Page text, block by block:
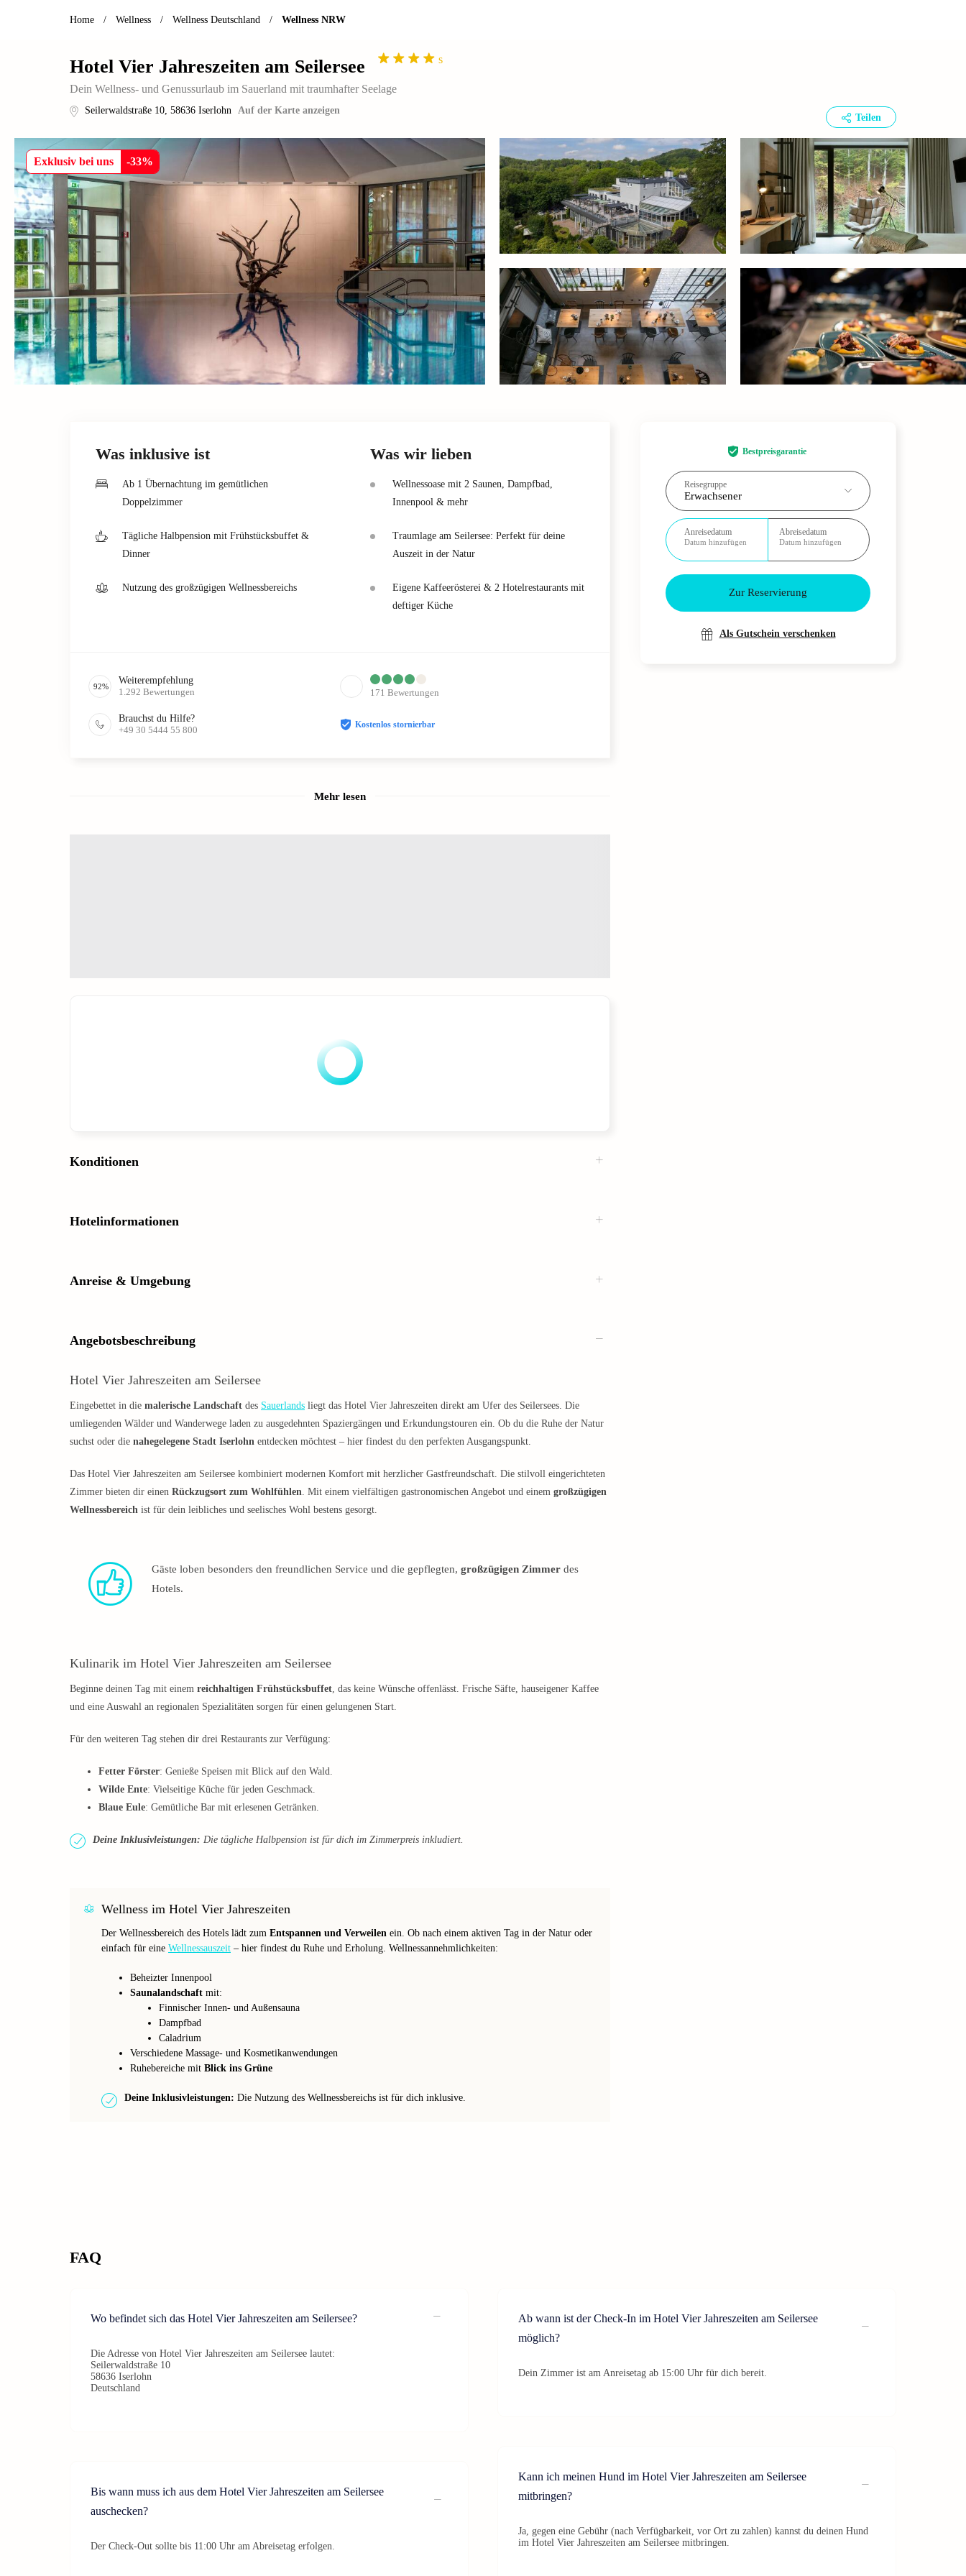
Home / Wellness / Wellness Deutschland / Wellness NRW
Hotel Vier Jahreszeiten am Seilersee s
Dein Wellness- und Genussurlaub im Sauerland mit traumhafter Seelage
Seilerwaldstraße 10, 58636 Iserlohn Auf der Karte anzeigen
Teilen
Exklusiv bei uns -33%
Bestpreisgarantie
Reisegruppe
Erwachsener
Anreisedatum
Datum hinzufügen
Abreisedatum
Datum hinzufügen
Zur Reservierung
Als Gutschein verschenken
Was inklusive ist
Ab 1 Übernachtung im gemütlichen
Doppelzimmer
Tägliche Halbpension mit Frühstücksbuffet &
Dinner
Nutzung des großzügigen Wellnessbereichs
Was wir lieben
Wellnessoase mit 2 Saunen, Dampfbad,
Innenpool & mehr
Traumlage am Seilersee: Perfekt für deine
Auszeit in der Natur
Eigene Kaffeerösterei & 2 Hotelrestaurants mit
deftiger Küche
92%
Weiterempfehlung
1.292 Bewertungen 171 Bewertungen
Brauchst du Hilfe?
+49 30 5444 55 800
Kostenlos stornierbar
Mehr lesen
Konditionen
Hotelinformationen
Anreise & Umgebung
Angebotsbeschreibung
Hotel Vier Jahreszeiten am Seilersee
Eingebettet in die malerische Landschaft des Sauerlands liegt das Hotel Vier Jahreszeiten direkt am Ufer des Seilersees. Die
umliegenden Wälder und Wanderwege laden zu ausgedehnten Spaziergängen und Erkundungstouren ein. Ob du die Ruhe der Natur
suchst oder die nahegelegene Stadt Iserlohn entdecken möchtest – hier findest du den perfekten Ausgangspunkt.
Das Hotel Vier Jahreszeiten am Seilersee kombiniert modernen Komfort mit herzlicher Gastfreundschaft. Die stilvoll eingerichteten
Zimmer bieten dir einen Rückzugsort zum Wohlfühlen . Mit einem vielfältigen gastronomischen Angebot und einem großzügigen
Wellnessbereich ist für dein leibliches und seelisches Wohl bestens gesorgt.
Gäste loben besonders den freundlichen Service und die gepflegten, großzügigen Zimmer des
Hotels.
Kulinarik im Hotel Vier Jahreszeiten am Seilersee
Beginne deinen Tag mit einem reichhaltigen Frühstücksbuffet , das keine Wünsche offenlässt. Frische Säfte, hauseigener Kaffee
und eine Auswahl an regionalen Spezialitäten sorgen für einen gelungenen Start.
Für den weiteren Tag stehen dir drei Restaurants zur Verfügung:
Fetter Förster: Genieße Speisen mit Blick auf den Wald.
Wilde Ente: Vielseitige Küche für jeden Geschmack.
Blaue Eule: Gemütliche Bar mit erlesenen Getränken.
Deine Inklusivleistungen: Die tägliche Halbpension ist für dich im Zimmerpreis inkludiert.
Wellness im Hotel Vier Jahreszeiten
Der Wellnessbereich des Hotels lädt zum Entspannen und Verweilen ein. Ob nach einem aktiven Tag in der Natur oder
einfach für eine Wellnessauszeit – hier findest du Ruhe und Erholung. Wellnessannehmlichkeiten:
Beheizter Innenpool
Saunalandschaft mit:
Finnischer Innen- und Außensauna
Dampfbad
Caladrium
Verschiedene Massage- und Kosmetikanwendungen
Ruhebereiche mit Blick ins Grüne
Deine Inklusivleistungen: Die Nutzung des Wellnessbereichs ist für dich inklusive.
FAQ
Wo befindet sich das Hotel Vier Jahreszeiten am Seilersee?
Die Adresse von Hotel Vier Jahreszeiten am Seilersee lautet:
Seilerwaldstraße 10
58636 Iserlohn
Deutschland
Bis wann muss ich aus dem Hotel Vier Jahreszeiten am Seilersee
auschecken?
Der Check-Out sollte bis 11:00 Uhr am Abreisetag erfolgen.
Ab wann ist der Check-In im Hotel Vier Jahreszeiten am Seilersee
möglich?
Dein Zimmer ist am Anreisetag ab 15:00 Uhr für dich bereit.
Kann ich meinen Hund im Hotel Vier Jahreszeiten am Seilersee
mitbringen?
Ja, gegen eine Gebühr (nach Verfügbarkeit, vor Ort zu zahlen) kannst du deinen Hund
im Hotel Vier Jahreszeiten am Seilersee mitbringen.